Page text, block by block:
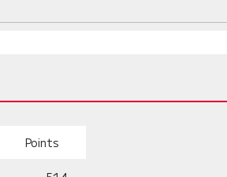
Points